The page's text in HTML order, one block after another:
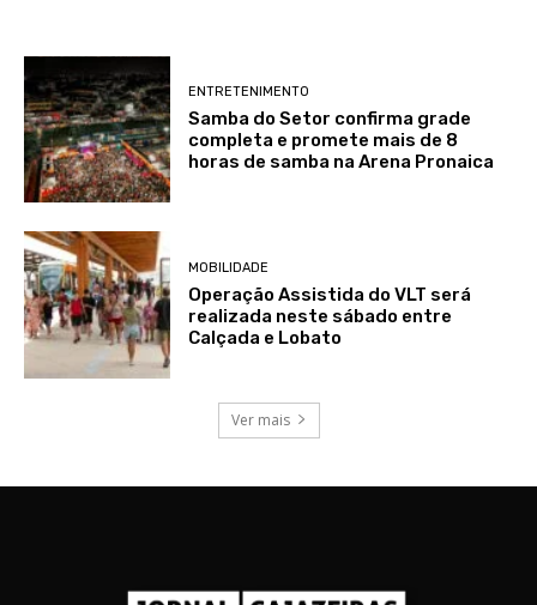
ENTRETENIMENTO
Samba do Setor confirma grade
completa e promete mais de 8
horas de samba na Arena Pronaica
MOBILIDADE
Operação Assistida do VLT será
realizada neste sábado entre
Calçada e Lobato
Ver mais